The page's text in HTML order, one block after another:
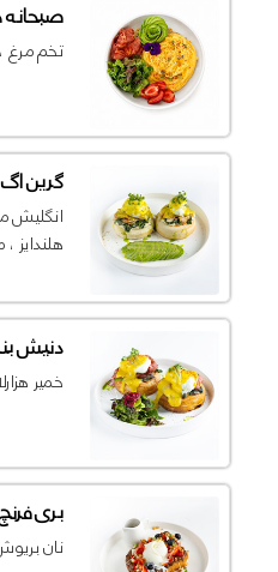
صبحانه
تخم مرغ
گرین
انگلیش
هلندایز
دنیش
خمیر
بری
نان